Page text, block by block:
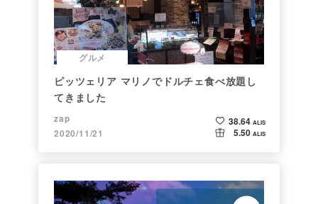
グルメ
ピッツェリア マリノでドルチェ食べ放題し
てきました
zap
2020/11/21
38.64 ALIS
5.50 ALIS